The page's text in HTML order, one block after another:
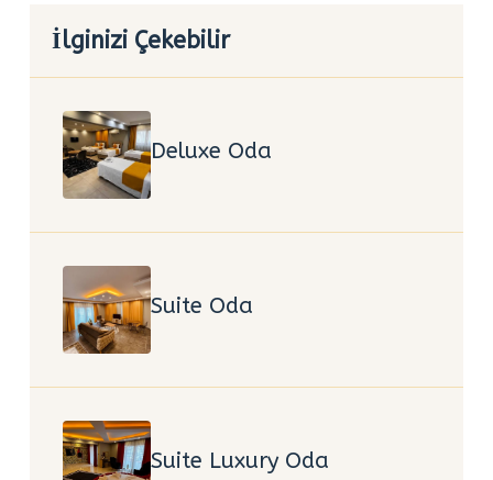
İlginizi Çekebilir
Deluxe Oda
Suite Oda
Suite Luxury Oda